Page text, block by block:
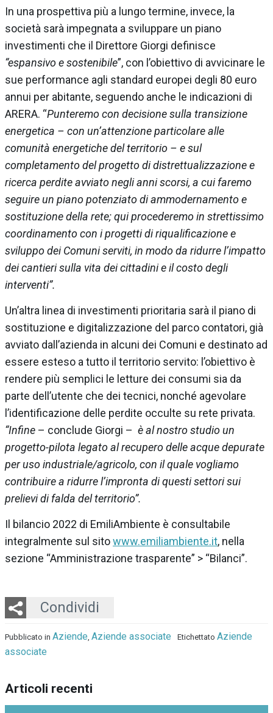
In una prospettiva più a lungo termine, invece, la
società sarà impegnata a sviluppare un piano
investimenti che il Direttore Giorgi definisce
“espansivo e sostenibile”, con l’obiettivo di avvicinare le
sue performance agli standard europei degli 80 euro
annui per abitante, seguendo anche le indicazioni di
ARERA. “Punteremo con decisione sulla transizione
energetica – con un’attenzione particolare alle
comunità energetiche del territorio – e sul
completamento del progetto di distrettualizzazione e
ricerca perdite avviato negli anni scorsi, a cui faremo
seguire un piano potenziato di ammodernamento e
sostituzione della rete; qui procederemo in strettissimo
coordinamento con i progetti di riqualificazione e
sviluppo dei Comuni serviti, in modo da ridurre l’impatto
dei cantieri sulla vita dei cittadini e il costo degli
interventi”.
Un’altra linea di investimenti prioritaria sarà il piano di
sostituzione e digitalizzazione del parco contatori, già
avviato dall’azienda in alcuni dei Comuni e destinato ad
essere esteso a tutto il territorio servito: l’obiettivo è
rendere più semplici le letture dei consumi sia da
parte dell’utente che dei tecnici, nonché agevolare
l’identificazione delle perdite occulte su rete privata.
“Infine – conclude Giorgi – è al nostro studio un
progetto-pilota legato al recupero delle acque depurate
per uso industriale/agricolo, con il quale vogliamo
contribuire a ridurre l’impronta di questi settori sui
prelievi di falda del territorio”.
Il bilancio 2022 di EmiliAmbiente è consultabile
integralmente sul sitowww.emiliambiente.it, nella
sezione “Amministrazione trasparente” > “Bilanci”.
Condividi
Twitter
LinkedIn
Email
Whatsapp
Pubblicato in Aziende, Aziende associate Etichettato Aziende
associate
Articoli recenti